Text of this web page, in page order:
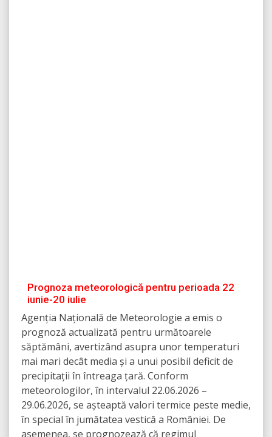
Prognoza meteorologică pentru perioada 22
iunie-20 iulie
Agenția Națională de Meteorologie a emis o
prognoză actualizată pentru următoarele
săptămâni, avertizând asupra unor temperaturi
mai mari decât media și a unui posibil deficit de
precipitații în întreaga țară. Conform
meteorologilor, în intervalul 22.06.2026 –
29.06.2026, se așteaptă valori termice peste medie,
în special în jumătatea vestică a României. De
asemenea, se prognozează că regimul